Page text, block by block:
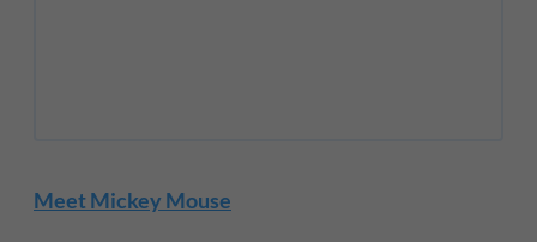
Meet Mickey Mouse